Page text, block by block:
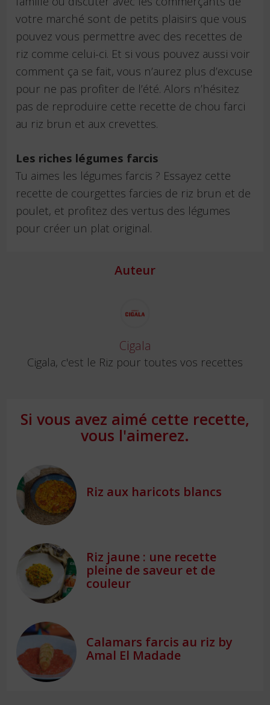
votre marché sont de petits plaisirs que vous
pouvez vous permettre avec des recettes de
riz comme celui-ci. Et si vous pouvez aussi voir
comment ça se fait, vous n’aurez plus d’excuse
pour ne pas profiter de l’été. Alors n’hésitez
pas de reproduire cette recette de chou farci
au riz brun et aux crevettes.
Les riches légumes farcis
Tu aimes les légumes farcis ? Essayez cette
recette de courgettes farcies de riz brun et de
poulet, et profitez des vertus des légumes
pour créer un plat original.
Auteur
Cigala
Cigala, c'est le Riz pour toutes vos recettes
Si vous avez aimé cette recette,
vous l'aimerez.
Riz aux haricots blancs
Riz jaune : une recette
pleine de saveur et de
couleur
Calamars farcis au riz by
Amal El Madade